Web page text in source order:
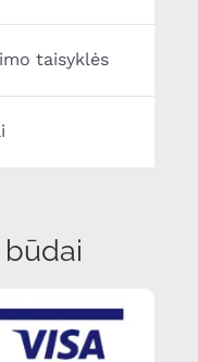
taisyklės